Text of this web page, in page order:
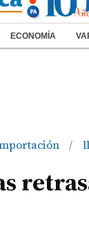
ECONOMÍA
/